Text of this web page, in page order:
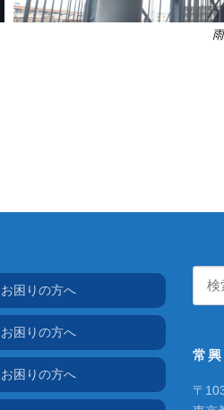
困りの方へ
困りの方へ
困りの方へ
常
〒